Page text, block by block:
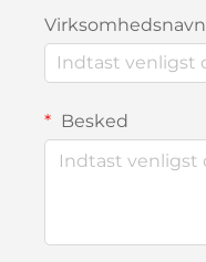
Virksomhedsnavn
Besked